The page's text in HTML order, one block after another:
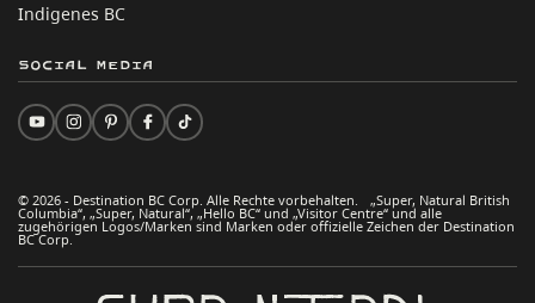
Indigenes BC
© 2026 - Destination BC Corp. Alle Rechte vorbehalten. „Super, Natural British
Columbia“, „Super, Natural“, „Hello BC“ und „Visitor Centre“ und alle
zugehörigen Logos/Marken sind Marken oder offizielle Zeichen der Destination
BC Corp.
Social Media